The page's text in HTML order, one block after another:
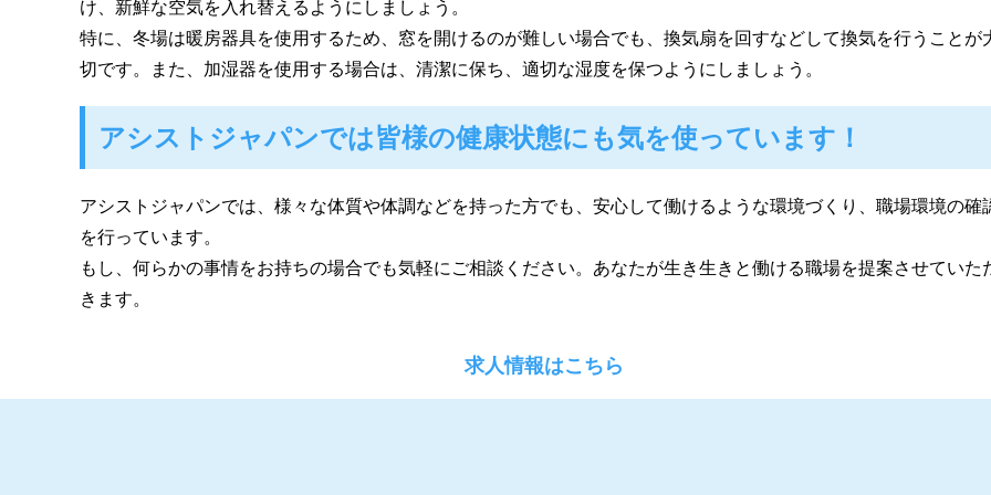
け、新鮮な空気を入れ替えるようにしましょう。
特に、冬場は暖房器具を使用するため、窓を開けるのが難しい場合でも、換気扇を回すなどして換気を行うことが
切です。また、加湿器を使用する場合は、清潔に保ち、適切な湿度を保つようにしましょう。
アシストジャパンでは皆様の健康状態にも気を使っています！
アシストジャパンでは、様々な体質や体調などを持った方でも、安心して働けるような環境づくり、職場環境の確
を行っています。
もし、何らかの事情をお持ちの場合でも気軽にご相談ください。あなたが生き生きと働ける職場を提案させていた
きます。
求人情報はこちら